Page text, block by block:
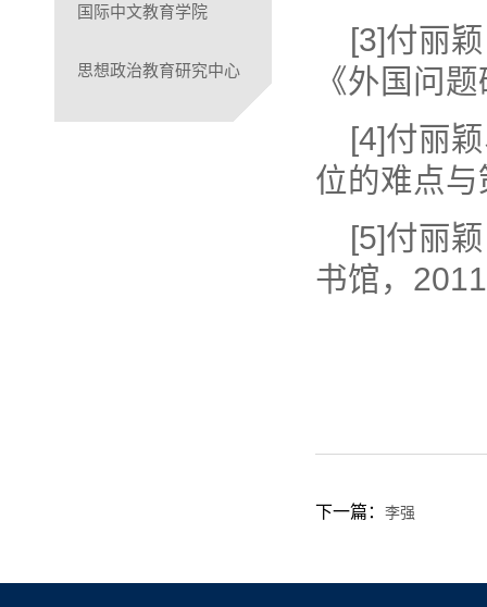
国际中文教育学院
思想政治教育研究中心
[3]付丽
《外国问
[4]付丽
位的难点
[5]付丽
书馆，
下一篇： 李强